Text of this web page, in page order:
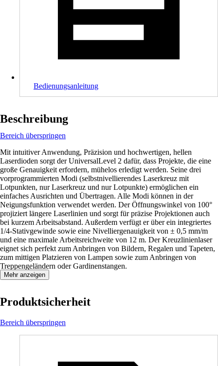
Bedienungsanleitung
Beschreibung
Bereich überspringen
Mit intuitiver Anwendung, Präzision und hochwertigen, hellen
Laserdioden sorgt der UniversalLevel 2 dafür, dass Projekte, die eine
große Genauigkeit erfordern, mühelos erledigt werden. Seine drei
vorprogrammierten Modi (selbstnivellierendes Laserkreuz mit
Lotpunkten, nur Laserkreuz und nur Lotpunkte) ermöglichen ein
einfaches Ausrichten und Übertragen. Alle Modi können in der
Neigungsfunktion verwendet werden. Der Öffnungswinkel von 100°
projiziert längere Laserlinien und sorgt für präzise Projektionen auch
bei kurzem Arbeitsabstand. Außerdem verfügt er über ein integriertes
1/4-Stativgewinde sowie eine Nivelliergenauigkeit von ± 0,5 mm/m
und eine maximale Arbeitsreichweite von 12 m. Der Kreuzlinienlaser
eignet sich perfekt zum Anbringen von Bildern, Regalen und Tapeten,
zum mittigen Platzieren von Lampen sowie zum Anbringen von
Treppengeländern oder Gardinenstangen.
Mehr anzeigen
Produktsicherheit
Bereich überspringen